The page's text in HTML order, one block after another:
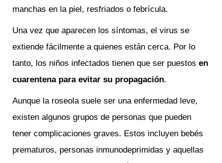
manchas en la piel, resfriados o febrícula.
Una vez que aparecen los síntomas, el virus se
extiende fácilmente a quienes están cerca. Por lo
tanto, los niños infectados tienen que ser puestos en
cuarentena para evitar su propagación.
Aunque la roseola suele ser una enfermedad leve,
existen algunos grupos de personas que pueden
tener complicaciones graves. Estos incluyen bebés
prematuros, personas inmunodeprimidas y aquellas